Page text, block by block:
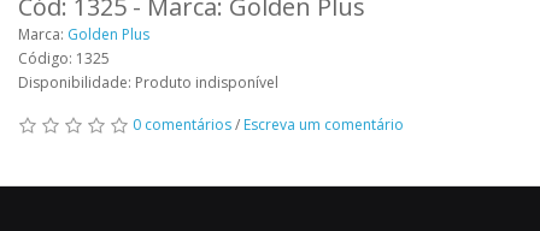
Cód: 1325 - Marca: Golden Plus
Marca: Golden Plus
Código: 1325
Disponibilidade: Produto indisponível
0 comentários/ Escreva um comentário